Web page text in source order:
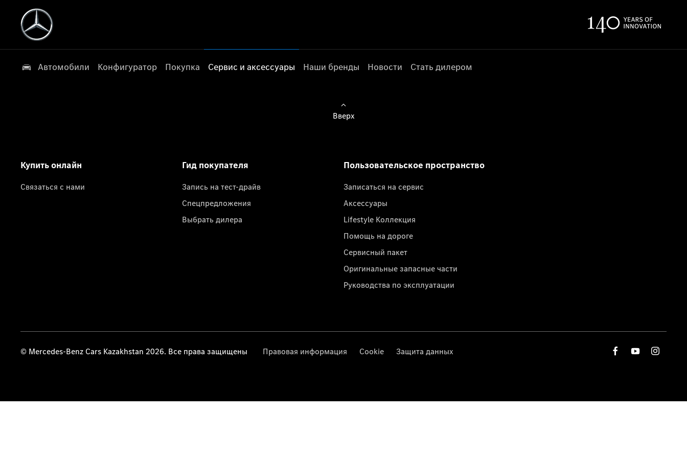
Автомобили Конфигуратор Покупка Сервис и аксессуары Наши бренды Новости Стать дилером
Вверх
Купить онлайн
Связаться с нами
Гид покупателя
Запись на тест-драйв
Спецпредложения
Выбрать дилера
Пользовательское пространство
Записаться на сервис
Аксессуары
Lifestyle Коллекция
Помощь на дороге
Сервисный пакет
Оригинальные запасные части
Руководства по эксплуатации
© Mercedes-Benz Cars Kazakhstan 2026. Все права защищены Правовая информация Cookie Защита данных